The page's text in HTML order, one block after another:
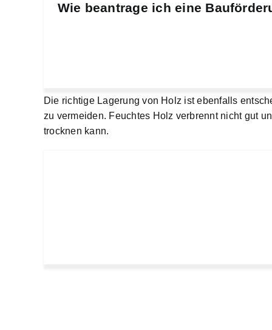
Wie beantrage ich eine
Die richtige Lagerung von Holz ist ebenfalls
zu vermeiden. Feuchtes Holz verbrennt nicht gut
trocknen kann.